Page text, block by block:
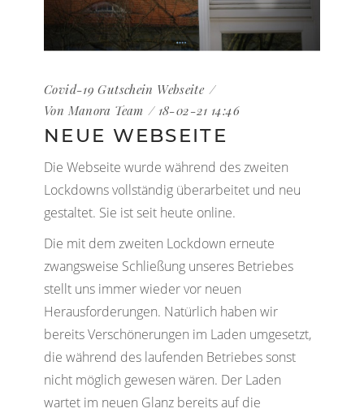
Covid-19 Gutschein Webseite
Von Manora Team
18-02-21 14:46
NEUE WEBSEITE
Die Webseite wurde während des zweiten
Lockdowns vollständig überarbeitet und neu
gestaltet. Sie ist seit heute online.
Die mit dem zweiten Lockdown erneute
zwangsweise Schließung unseres Betriebes
stellt uns immer wieder vor neuen
Herausforderungen. Natürlich haben wir
bereits Verschönerungen im Laden umgesetzt,
die während des laufenden Betriebes sonst
nicht möglich gewesen wären. Der Laden
wartet im neuen Glanz bereits auf die